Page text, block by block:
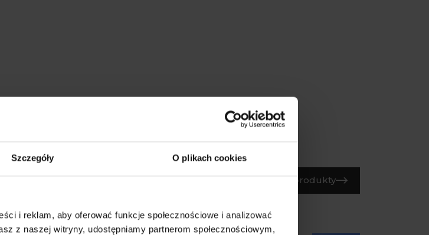
Szczegóły O plikach cookies
i reklam, aby oferować funkcje społecznościowe i analizować
z naszej witryny, udostępniamy partnerom społecznościowym,
Wszystkie produkty